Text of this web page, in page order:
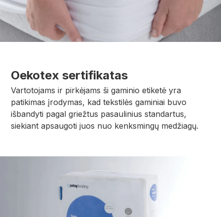
Oekotex sertifikatas
Vartotojams ir pirkėjams ši gaminio etiketė yra
patikimas įrodymas, kad tekstilės gaminiai buvo
išbandyti pagal griežtus pasaulinius standartus,
siekiant apsaugoti juos nuo kenksmingų medžiagų.